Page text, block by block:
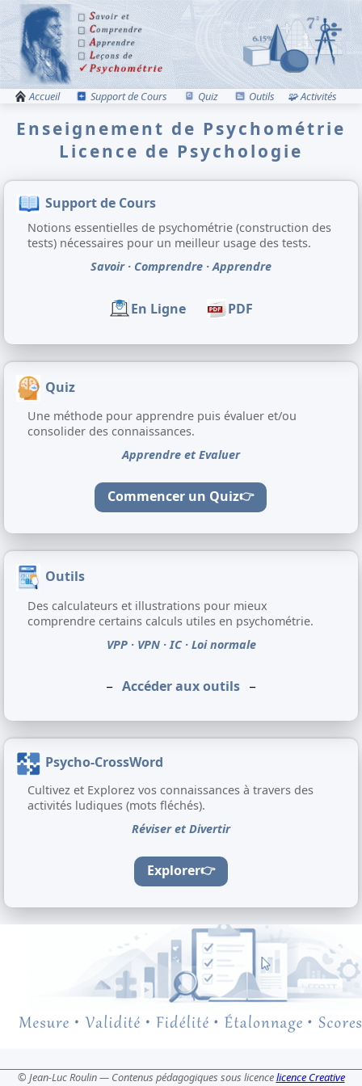
Accueil Support de Cours Quiz Outils 🧩 Activités
Enseignement de Psychométrie
Licence de Psychologie
Support de Cours
Notions essentielles de psychométrie (construction des
tests) nécessaires pour un meilleur usage des tests.
Savoir · Comprendre · Apprendre
En Ligne PDF
Quiz
Une méthode pour apprendre puis évaluer et/ou
consolider des connaissances.
Apprendre et Evaluer
Commencer un Quiz👉
Outils
Des calculateurs et illustrations pour mieux
comprendre certains calculs utiles en psychométrie.
VPP · VPN · IC · Loi normale
Accéder aux outils
Psycho-CrossWord
Cultivez et Explorez vos connaissances à travers des
activités ludiques (mots fléchés).
Réviser et Divertir
Explorer👉
© Jean-Luc Roulin — Contenus pédagogiques sous licencelicence Creative